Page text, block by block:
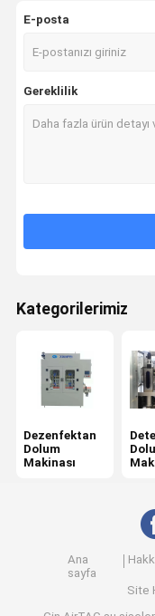
Şampuan dolum
Deterjan Kaplama
Hat İçi Kapatma
Yemeklik Yağ
Shrink Sleeve
Peristaltik Pompa
alüminyum folyo
E-posta
Gereklilik
Kategorilerimiz
Dezenfektan
Dolum
Makinası
Ana
sayfa
Site